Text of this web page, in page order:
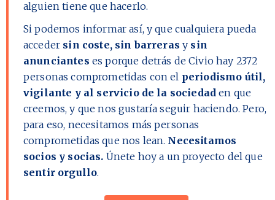
alguien tiene que hacerlo.
Si podemos informar así, y que cualquiera pueda
acceder sin coste, sin barreras y sin
anunciantes es porque detrás de Civio hay 2372
personas comprometidas con el periodismo útil,
vigilante y al servicio de la sociedad en que
creemos, y que nos gustaría seguir haciendo. Pero,
para eso, necesitamos más personas
comprometidas que nos lean. Necesitamos
socios y socias. Únete hoy a un proyecto del que
sentir orgullo.